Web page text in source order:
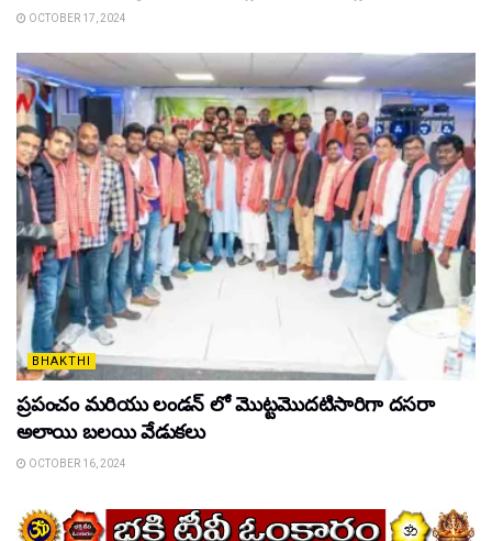
OCTOBER 17, 2024
BHAKTHI
ప్రపంచం మరియు లండన్ లో మొట్టమొదటిసారిగా దసరా
అలాయి బలయి వేడుకలు
OCTOBER 16, 2024